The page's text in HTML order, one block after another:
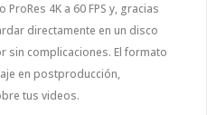
4K a 60 FPS y, gracias
directamente en un disco
sin complicaciones. El formato
en postproducción,
tus videos.